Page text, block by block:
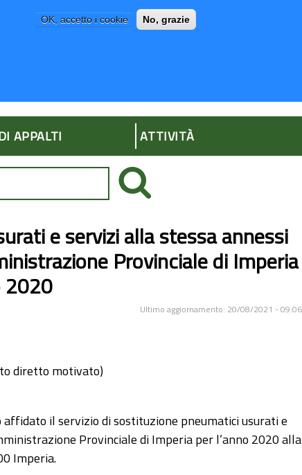
OK, accetto i cookie No, grazie
APPALTI ATTIVITÀ
e servizi alla stessa annessi
Provinciale di Imperia
2020
Ultimo aggiornamento: 20/08/2021 - 09:06
diretto motivato)
il servizio di sostituzione pneumatici usurati e
Provinciale di Imperia per l’anno 2020 alla
Imperia.